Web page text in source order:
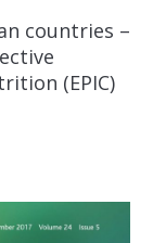
countries –
(EPIC)